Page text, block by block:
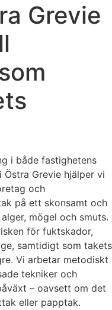
Grevie
i både fastighetens
Grevie hjälper vi
och
på ett skonsamt och
mögel och smuts.
för fuktskador,
samtidigt som takets
Vi arbetar metodiskt
tekniker och
– oavsett om det
eller papptak.